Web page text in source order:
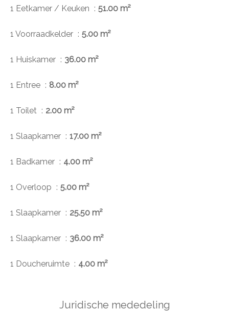
1 Eetkamer / Keuken 51.00 m²
1 Voorraadkelder 5.00 m²
1 Huiskamer 36.00 m²
1 Entree 8.00 m²
1 Toilet 2.00 m²
1 Slaapkamer 17.00 m²
1 Badkamer 4.00 m²
1 Overloop 5.00 m²
1 Slaapkamer 25.50 m²
1 Slaapkamer 36.00 m²
1 Doucheruimte 4.00 m²
Juridische mededeling